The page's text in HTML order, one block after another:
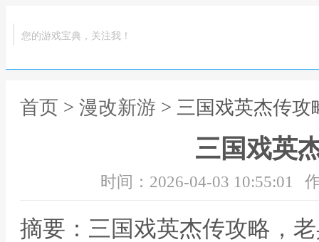
您的游戏宝典，关注我！
首页 > 漫改新游 > 三国戏英杰传攻
三国戏英
时间：2026-04-03 10:55:01
摘要：三国戏英杰传攻略，